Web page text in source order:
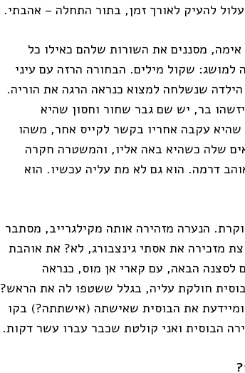
להעיק לאורך זמן, בתור התחלה – אהבתי.
אימה, מסננים את השורות שלהם כאילו כל
שקול מילים. הבחורה הרזה עם עיני
שנשלחה למצוא כנראה הרגה את הוריה.
בר, יש שם גבר שחור וחסון שהיא
עקבה אחריו בקשר לקייס אחר, משהו
שלה כשהיא באה אליו, והמשטרה חקרה
דרמה. הוא גם לא מת עליה עכשיו. הוא
הנערה מזהירה אותה מקילגרייב, מסתבר
מזכירה את אסתי גינצבורג, לא? את אוהבת
לסצנה הבאה, עם קארי אן מוס, כנראה
חולקת עליה, בגלל ששטפו לה את הראש?
את הבוסית שאישתה (אישתתה?) בקו
הבוסית ואני קולטת שכבר עברו עשר דקות.